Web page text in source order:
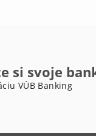
si svoje
VÚB Banking